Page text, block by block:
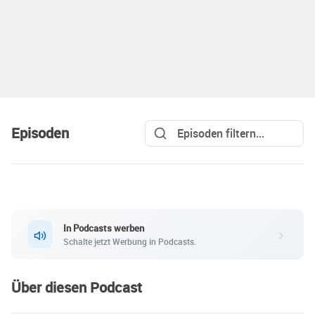
Episoden
In Podcasts werben
Schalte jetzt Werbung in Podcasts.
Über diesen Podcast